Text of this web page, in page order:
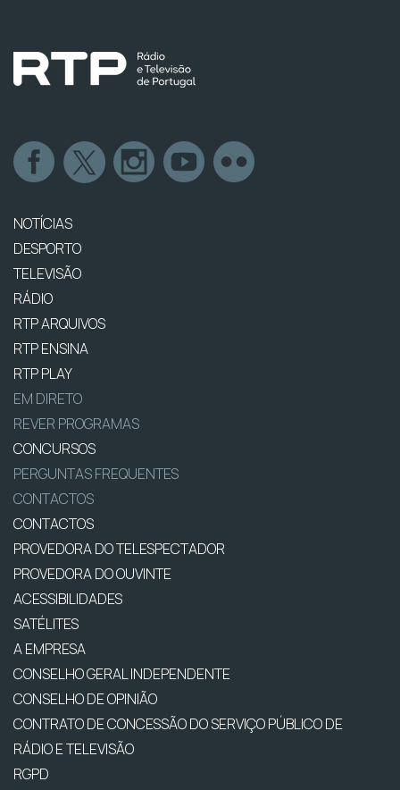
NOTÍCIAS
DESPORTO
TELEVISÃO
RÁDIO
RTP ARQUIVOS
RTP ENSINA
RTP PLAY
EM DIRETO
REVER PROGRAMAS
CONCURSOS
PERGUNTAS FREQUENTES
CONTACTOS
CONTACTOS
PROVEDORA DO TELESPECTADOR
PROVEDORA DO OUVINTE
ACESSIBILIDADES
SATÉLITES
A EMPRESA
CONSELHO GERAL INDEPENDENTE
CONSELHO DE OPINIÃO
CONTRATO DE CONCESSÃO DO SERVIÇO PÚBLICO DE
RÁDIO E TELEVISÃO
RGPD